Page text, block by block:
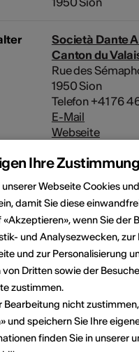
Società Dante
Canton du
Rue des
1950 Sion
Telefon +41 76
E-Mail
Webseite
Art der
Vortrag /
Altersfreigabe
Für alle
Ihre Zustimmung
Webseite Cookies
damit Sie diese
«Akzeptieren», wenn Sie der
und Analysezwecken, zur
und zur Personalisierung
Dritten sowie der
zustimmen.
Bearbeitung nicht
und speichern Sie Ihre
finden Sie in unserer